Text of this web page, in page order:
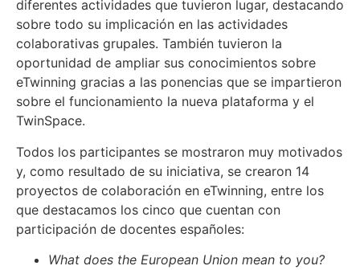
diferentes actividades que tuvieron lugar, destacando
sobre todo su implicación en las actividades
colaborativas grupales. También tuvieron la
oportunidad de ampliar sus conocimientos sobre
eTwinning gracias a las ponencias que se impartieron
sobre el funcionamiento la nueva plataforma y el
TwinSpace.
Todos los participantes se mostraron muy motivados
y, como resultado de su iniciativa, se crearon 14
proyectos de colaboración en eTwinning, entre los
que destacamos los cinco que cuentan con
participación de docentes españoles:
What does the European Union mean to you?